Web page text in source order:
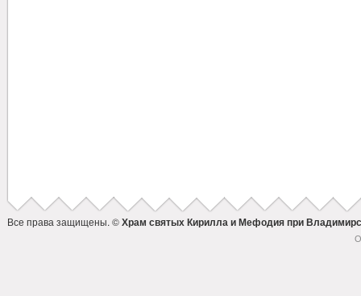
Все права защищены. ©Храм святых Кирилла и Мефодия при